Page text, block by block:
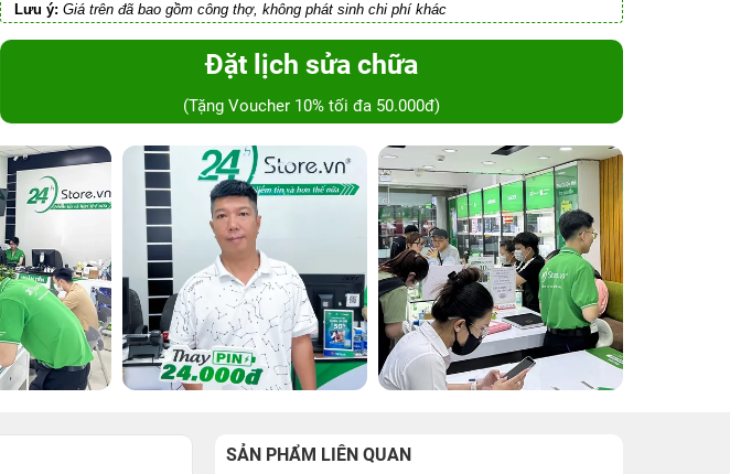
Lưu ý: Giá trên đã bao gồm công thợ, không phát sinh chi phí khác
Đặt lịch sửa chữa
(Tặng Voucher 10% tối đa 50.000đ)
SẢN PHẨM LIÊN QUAN